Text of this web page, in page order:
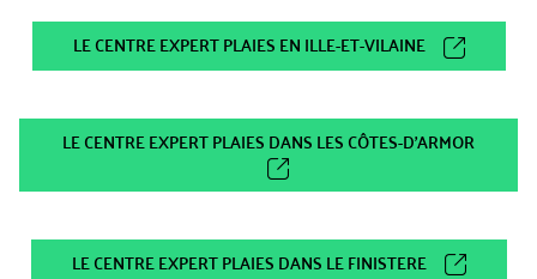
LE CENTRE EXPERT PLAIES EN ILLE-ET-VILAINE
LE CENTRE EXPERT PLAIES DANS LES CÔTES-D'ARMOR
LE CENTRE EXPERT PLAIES DANS LE FINISTERE